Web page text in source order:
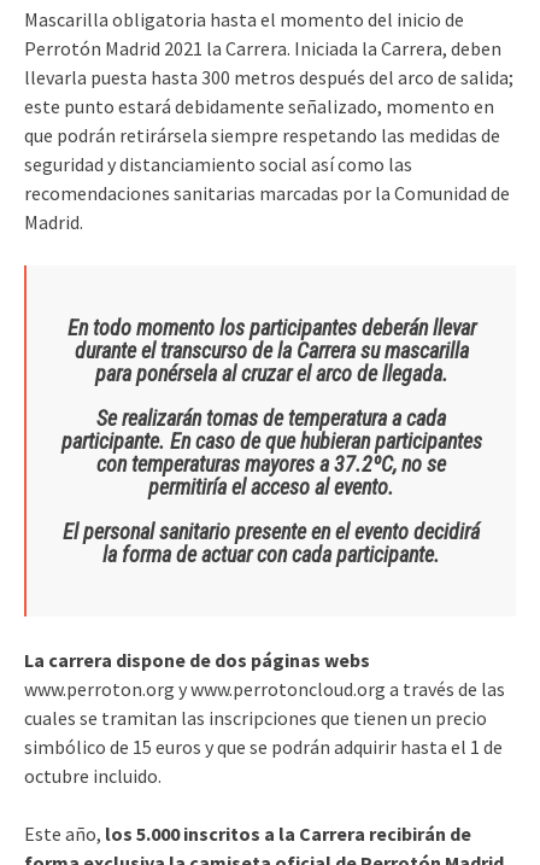
Mascarilla obligatoria hasta el momento del inicio de
Perrotón Madrid 2021 la Carrera. Iniciada la Carrera, deben
llevarla puesta hasta 300 metros después del arco de salida;
este punto estará debidamente señalizado, momento en
que podrán retirársela siempre respetando las medidas de
seguridad y distanciamiento social así como las
recomendaciones sanitarias marcadas por la Comunidad de
Madrid.
En todo momento los participantes deberán llevar
durante el transcurso de la Carrera su mascarilla
para ponérsela al cruzar el arco de llegada.
Se realizarán tomas de temperatura a cada
participante. En caso de que hubieran participantes
con temperaturas mayores a 37.2ºC, no se
permitiría el acceso al evento.
El personal sanitario presente en el evento decidirá
la forma de actuar con cada participante.
La carrera dispone de dos páginas webs
www.perroton.org y www.perrotoncloud.org a través de las
cuales se tramitan las inscripciones que tienen un precio
simbólico de 15 euros y que se podrán adquirir hasta el 1 de
octubre incluido.
Este año, los 5.000 inscritos a la Carrera recibirán de